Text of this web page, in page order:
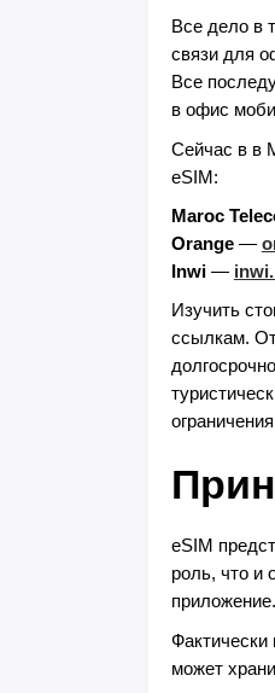
Все дело в
связи для
Все
в офис
Сейчас в в
eSIM:
Maroc
Orange—
Inwi—
Изучить
ссылкам.
eSIM
роль, что и
приложение.
Фактически
может